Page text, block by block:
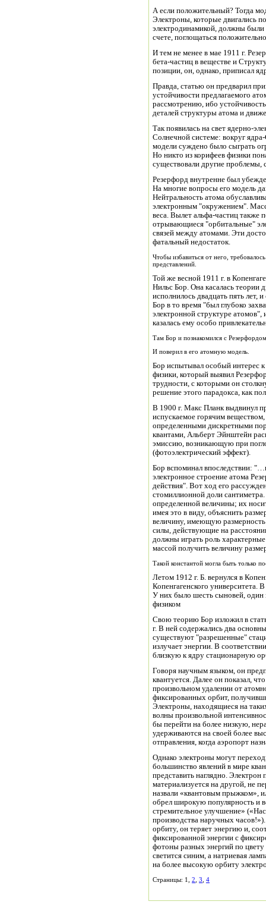
А если положительный? Тогда
Электроны, которые двигались
электродинамикой, должны
счете, поглощаться
И тем не менее в мае 1911 г.
бета-частиц в веществе и
позиции, он, однако, приписал
Правда, статью он предварил
устойчивости предлагаемого
рассмотрению, ибо
деталей структуры атома и
Так появилась на свет ядерно-
Солнечной системе: вокруг
модели суждено было сыграть
Но никто из корифеев физики
существовали другие
Резерфорд внутренне был
На многие вопросы его модель
Нейтральность атома
электронным "окружением".
веса. Вылет альфа-частиц также
отрывающиеся "орбитальные"
связей между атомами. Эти
фатальный недостаток.
Чтобы избавиться от него,
представлений.
Той же весной 1911 г. в
Нильс Бор. Она касалась теории
исполнилось двадцать пять лет,
Бор в то время "был глубоко
электронной структуре
казалась ему особо
Там Бор и познакомился с
И поверил в его атомную модель.
Бор испытывал особый интерес
физики, который выявил
трудности, с которыми он
решение этого парадокса, как
В 1900 г. Макс Планк выдвинул
испускаемое горячим
определенными дискретными
квантами, Альберт Эйнштейн
эмиссию, возникающую при
(фотоэлектрический эффект).
Бор вспоминал впоследствии:
электронное строение атома
действия". Вот ход его
стомиллионной доли
определенной величины; их
имея это в виду, объяснить
величину, имеющую
силы, действующие на
должны играть роль
массой получить величину
Такой константой могла быть только
Летом 1912 г. Б. вернулся в
Копенгагенского
У них было шесть сыновей, один
физиком
Свою теорию Бор изложил в
г. В ней содержались два
существуют "разрешенные"
излучает энергии. В
близкую к ядру стационарную
Говоря научным языком, он
квантуется. Далее он показал,
произвольном удалении от
фиксированных орбит,
Электроны, находящиеся на
волны произвольной
бы перейти на более низкую,
удерживаются на своей более
отправления, когда аэропорт
Однако электроны могут
большинство явлений в мире
представить наглядно.
материализуется на другой, не
назвали «квантовым прыжком»,
обрел широкую популярность и
стремительное улучшение»
производства наручных
орбиту, он теряет энергию и,
фиксированной энергии с
фотоны разных энергий по цвету
светится синим, а натриевая
на более высокую орбиту
Страницы: 1, 2 3 4